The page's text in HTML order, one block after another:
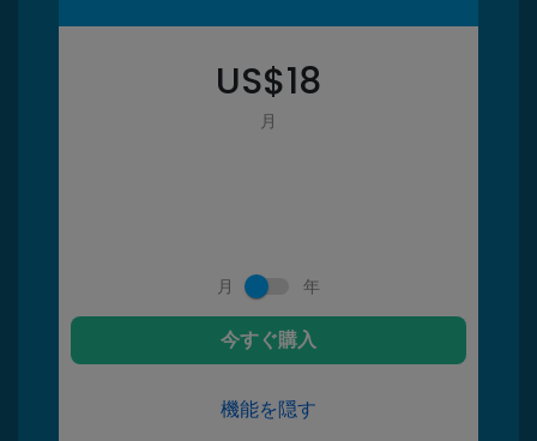
US$18
月
月 年
今すぐ購入
機能を隠す